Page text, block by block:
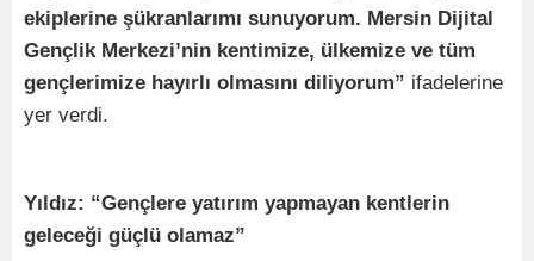
ekiplerine şükranlarımı sunuyorum. Mersin Dijital
Gençlik Merkezi’nin kentimize, ülkemize ve tüm
gençlerimize hayırlı olmasını diliyorum” ifadelerine
yer verdi.
Yıldız: “Gençlere yatırım yapmayan kentlerin
geleceği güçlü olamaz”